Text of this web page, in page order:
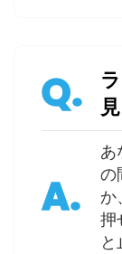
Q.
A.
あ
の
か
押
と